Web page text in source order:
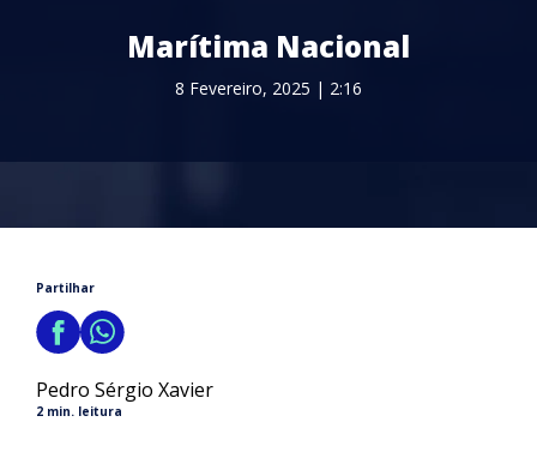
Marítima Nacional
8 Fevereiro, 2025 | 2:16
Partilhar
Pedro Sérgio Xavier
2 min. leitura